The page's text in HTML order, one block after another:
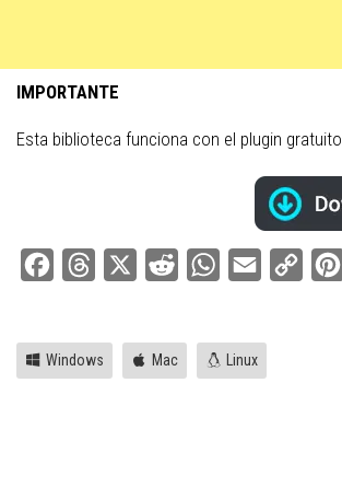
IMPORTANTE
Esta biblioteca funciona con el plugin gratuito
FacebookThreads Reddit WhatsApp
Email
Copy
Windows Mac Linux